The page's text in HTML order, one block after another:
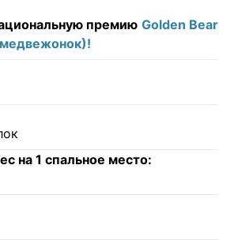
премию Golden Bear
на 1 спальное место: